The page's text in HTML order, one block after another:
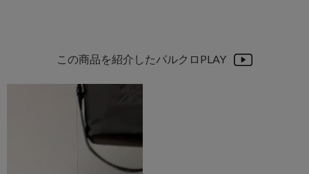
この商品を紹介したパルクロPLAY